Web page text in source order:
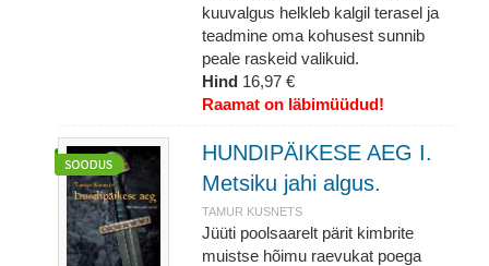
kuuvalgus helkleb kalgil terasel ja
teadmine oma kohusest sunnib
peale raskeid valikuid.
Hind 16,97 €
Raamat on läbimüüdud!
HUNDIPÄIKESE AEG I.
Metsiku jahi algus.
TAMUR KUSNETS
Jüüti poolsaarelt pärit kimbrite
muistse hõimu raevukat poega